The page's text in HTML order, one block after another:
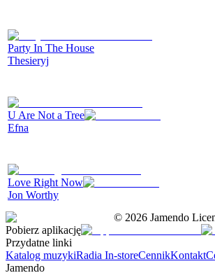
Party In The House
Thesieryj
U Are Not a Tree
Efna
Love Right Now
Jon Worthy
© 2026 Jamendo
Pobierz aplikację
Przydatne linki
Katalog muzykiRadia In-storeCennikKontakt
Jamendo